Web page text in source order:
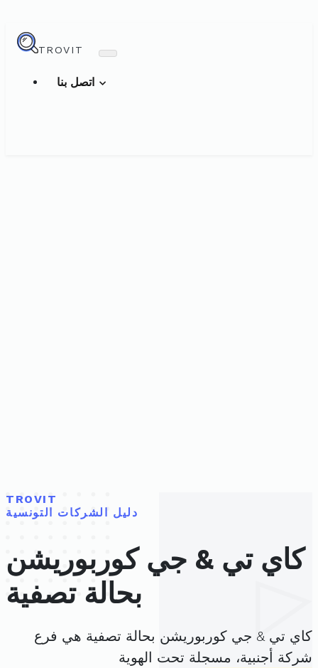
TROVIT
TROVIT
دليل الشركات التونسية
كاي تي & جي كوربوريشن
بحالة تصفية
كاي تي & جي كوربوريشن بحالة تصفية هي فرع
شركة أجنبية، مسجلة تحت الهوية